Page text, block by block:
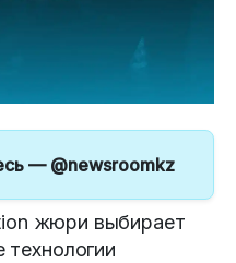
— @newsroomkz
жюри выбирает